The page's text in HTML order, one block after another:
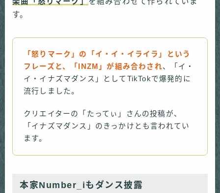
す。
「怒りマーク」の「イ・イ・イライラ」という
フレーズと、「INZM」が組み合わされ、「イ・
イ・イナズマダンス」としてTikTokで爆発的に
流行しました。
クリエイターの「たってぃ」さんの投稿が、
「イナズマダンス」のきっかけとも言われてい
ます。
本家Number_iもダンス披露